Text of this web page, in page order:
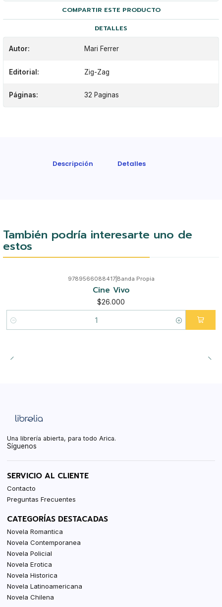
COMPARTIR ESTE PRODUCTO
DETALLES
Autor: Mari Ferrer
Editorial: Zig-Zag
Páginas: 32 Paginas
Descripción Detalles
También podría interesarte uno de
estos
9789566088417| Banda Propia
Cine Vivo
$26.000
Cantidad
Una librería abierta, para todo Arica.
Síguenos
SERVICIO AL CLIENTE
Contacto
Preguntas Frecuentes
CATEGORÍAS DESTACADAS
Novela Romantica
Novela Contemporanea
Novela Policial
Novela Erotica
Novela Historica
Novela Latinoamericana
Novela Chilena